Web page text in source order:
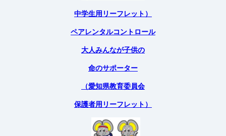
中学生用リーフレット）
ペアレンタルコントロール
大人みんなが子供の
命のサポーター
（愛知県教育委員会
保護者用リーフレット）